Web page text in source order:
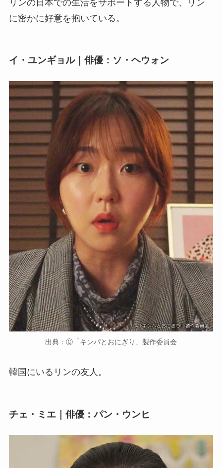
リンの日本での生活をサポートする人物で、リン
に密かに好意を抱いている。
イ・ユンギョル｜俳優：ソ・ヘウォン
出典：Ⓒ「キンパとおにぎり」製作委員会
韓国にいるリンの友人。
チェ・ミエ｜俳優：パン・ウンヒ